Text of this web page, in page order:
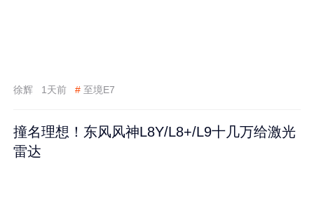
徐辉 1天前 # 至境E7
撞名理想！东风风神L8Y/L8+/L9十几万给激光
雷达